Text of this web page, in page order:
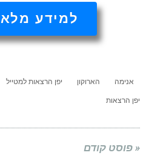
למידע מלא
אנימה הארוקון יפן הרצאות למטייל
יפן הרצאות
« פוסט קודם